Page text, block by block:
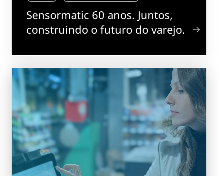
Sensormatic 60 anos. Juntos,
construindo o futuro do varejo.